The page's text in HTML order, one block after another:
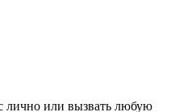
лично или вызвать любую